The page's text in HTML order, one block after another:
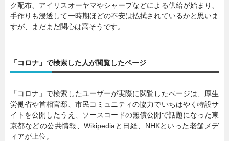
ク配布、アイリスオーヤマやシャープなどによる供給が始まり、
手作りも浸透して一時期ほどの不安は払拭されているかと思いま
すが、まだまだ関心は高そうです。
「コロナ」で検索した人が閲覧したページ
「コロナ」で検索したユーザーが実際に閲覧したページは、厚生
労働省や首相官邸、市民コミュニティの協力でいちはやく特設サ
イトを公開したうえ、ソースコードの無償公開で話題になった東
京都などの公共情報、Wikipediaと日経、NHKといった老舗メデ
ィアが上位。